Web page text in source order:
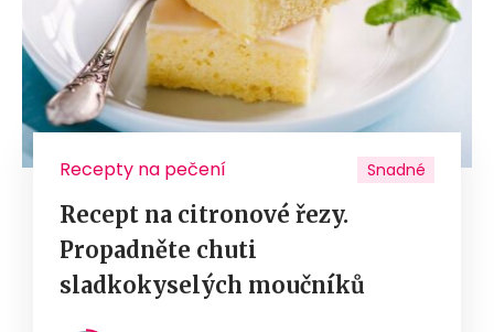
Recepty na pečení Snadné
Recept na citronové řezy.
Propadněte chuti
sladkokyselých moučníků